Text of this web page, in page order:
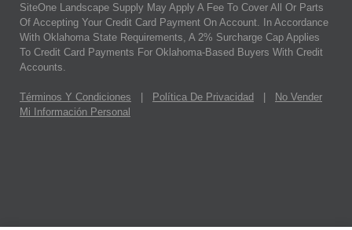
SiteOne Landscape Supply May Apply A Fee To Cover All Or Parts
Of Accepting Your Credit Card Payment On Account. In Accordance
With Oklahoma State Requirements, A 2% Surcharge Cap Applies
To Credit Card Payments For Oklahoma-Based Buyers With Credit
Accounts.
Términos Y Condiciones Política De Privacidad
No Vender
Mi Información Personal